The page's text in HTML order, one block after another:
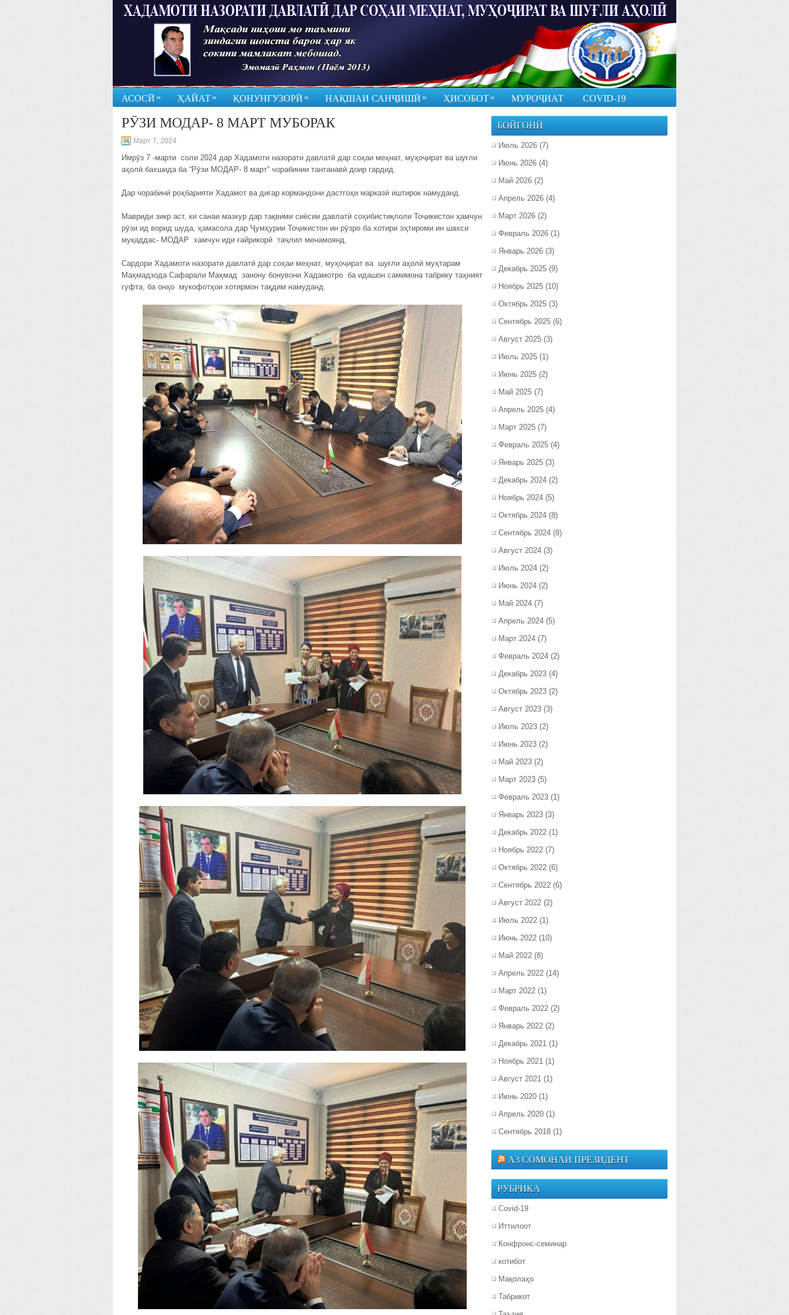
АСОСӢ » ҲАЙАТ» ҚОНУНГУЗОРӢ » НАҚШАИ САНҶИШӢ » ҲИСОБОТ» МУРОҶИАТ COVID-19
РӮЗИ МОДАР- 8 МАРТ МУБОРАК
Март 7, 2024
Имрӯз 7 -марти соли 2024 дар Хадамоти назорати давлатӣ дар соҳаи меҳнат, муҳоҷират ва шуғли
аҳолӣ бахшида ба “Рӯзи МОДАР- 8 март” чорабинии тантанавӣ доир гардид.
Дар чорабинӣ роҳбарияти Хадамот ва дигар кормандони дастгоҳи марказӣ иштирок намуданд.
Мавриди зикр аст, ки санаи мазкур дар тақвими сиёсии давлатӣ соҳибистиқлоли Тоҷикистон ҳамчун
рӯзи ид ворид шуда, ҳамасола дар Ҷумҳурии Тоҷикистон ин рӯзро ба хотири эҳтироми ин шахси
муқаддас- МОДАР хамчун иди ғайрикорӣ таҷлил менамоянд.
Сардори Хадамоти назорати давлатӣ дар соҳаи меҳнат, муҳоҷират ва шуғли аҳолӣ муҳтарам
Маҳмадзода Сафарали Маҳмад занону бонувони Хадамотро ба идашон самимона табрику таҳният
гуфта, ба онҳо мукофотҳои хотирмон тақдим намуданд.
БОЙГОНӢ
Июль 2026 (7)
Июнь 2026 (4)
Май 2026 (2)
Апрель 2026 (4)
Март 2026 (2)
Февраль 2026 (1)
Январь 2026 (3)
Декабрь 2025 (9)
Ноябрь 2025 (10)
Октябрь 2025 (3)
Сентябрь 2025 (6)
Август 2025 (3)
Июль 2025 (1)
Июнь 2025 (2)
Май 2025 (7)
Апрель 2025 (4)
Март 2025 (7)
Февраль 2025 (4)
Январь 2025 (3)
Декабрь 2024 (2)
Ноябрь 2024 (5)
Октябрь 2024 (8)
Сентябрь 2024 (8)
Август 2024 (3)
Июль 2024 (2)
Июнь 2024 (2)
Май 2024 (7)
Апрель 2024 (5)
Март 2024 (7)
Февраль 2024 (2)
Декабрь 2023 (4)
Октябрь 2023 (2)
Август 2023 (3)
Июль 2023 (2)
Июнь 2023 (2)
Май 2023 (2)
Март 2023 (5)
Февраль 2023 (1)
Январь 2023 (3)
Декабрь 2022 (1)
Ноябрь 2022 (7)
Октябрь 2022 (6)
Сентябрь 2022 (6)
Август 2022 (2)
Июль 2022 (1)
Июнь 2022 (10)
Май 2022 (8)
Апрель 2022 (14)
Март 2022 (1)
Февраль 2022 (2)
Январь 2022 (2)
Декабрь 2021 (1)
Ноябрь 2021 (1)
Август 2021 (1)
Июнь 2020 (1)
Апрель 2020 (1)
Сентябрь 2018 (1)
АЗ СОМОНАИ ПРЕЗИДЕНТ
РУБРИКА
Covid-19
Иттилоот
Конфронс-семинар
котибот
Мақолаҳо
Табрикот